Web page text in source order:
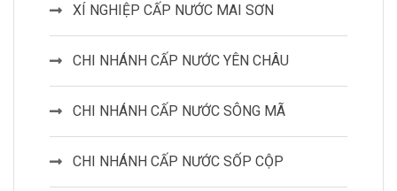
XÍ NGHIỆP CẤP NƯỚC MAI SƠN
CHI NHÁNH CẤP NƯỚC YÊN CHÂU
CHI NHÁNH CẤP NƯỚC SÔNG MÃ
CHI NHÁNH CẤP NƯỚC SỐP CỘP